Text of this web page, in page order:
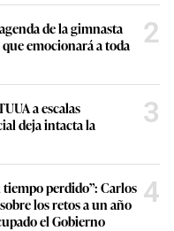
de la gimnasta
emocionará a toda
2
a escalas
deja intacta la
3
perdido”: Carlos
los retos a un año
el Gobierno
4